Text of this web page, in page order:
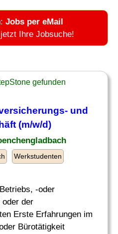
Jobs per eMail
Ihre Jobsuche!
gefunden
und
(m/w/d)
Werkstudenten
-oder
der
Erste Erfahrungen im
Bürotätigkeit